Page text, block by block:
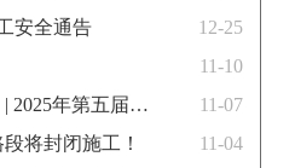
多，基层群众健康服务需求十
切。本次义诊为村民提供血压
测量、
安全通告
12-25
11-10
茶冠千嶂 油润万家 | 2025年第五届福安(范坑)油茶文化活动精彩倒计时！
11-07
将封闭施工！
11-04